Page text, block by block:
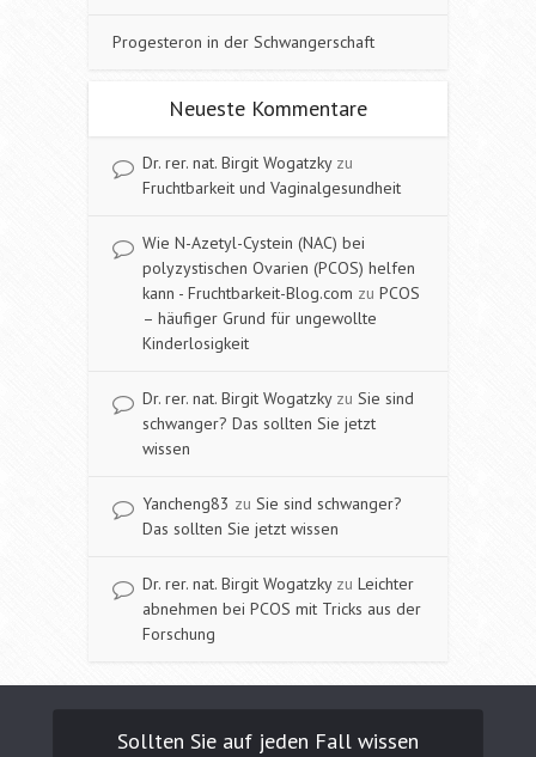
Progesteron in der Schwangerschaft
Neueste Kommentare
Dr. rer. nat. Birgit Wogatzkyzu
Fruchtbarkeit und Vaginalgesundheit
Wie N-Azetyl-Cystein (NAC) bei
polyzystischen Ovarien (PCOS) helfen
kann - Fruchtbarkeit-Blog.com zu PCOS
– häufiger Grund für ungewollte
Kinderlosigkeit
Dr. rer. nat. Birgit Wogatzkyzu Sie sind
schwanger? Das sollten Sie jetzt
wissen
Yancheng83 zu Sie sind schwanger?
Das sollten Sie jetzt wissen
Dr. rer. nat. Birgit Wogatzkyzu Leichter
abnehmen bei PCOS mit Tricks aus der
Forschung
Sollten Sie auf jeden Fall wissen